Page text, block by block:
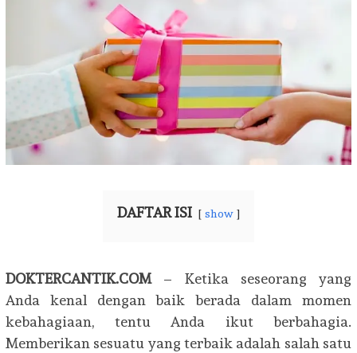
DAFTAR ISI show
DOKTERCANTIK.COM– Ketika seseorang yang
Anda kenal dengan baik berada dalam momen
kebahagiaan, tentu Anda ikut berbahagia.
Memberikan sesuatu yang terbaik adalah salah satu